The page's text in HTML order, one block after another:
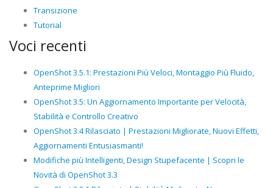
Transizione
Tutorial
Voci recenti
OpenShot 3.5.1: Prestazioni Più Veloci, Montaggio Più Fluido,
Anteprime Migliori
OpenShot 3.5: Un Aggiornamento Importante per Velocità,
Stabilità e Controllo Creativo
OpenShot 3.4 Rilasciato | Prestazioni Migliorate, Nuovi Effetti,
Aggiornamenti Entusiasmanti!
Modifiche più Intelligenti, Design Stupefacente | Scopri le
Novità di OpenShot 3.3